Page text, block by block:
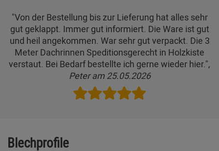
"Von der Bestellung bis zur Lieferung hat alles sehr
gut geklappt. Immer gut informiert. Die Ware ist gut
und heil angekommen. War sehr gut verpackt. Die 3
Meter Dachrinnen Speditionsgerecht in Holzkiste
verstaut. Bei Bedarf bestellte ich gerne wieder hier.",
Peter am 25.05.2026
Blechprofile